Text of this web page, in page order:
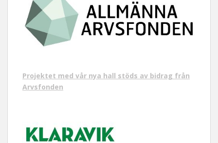
Projektet med vår nya hall stöds av bidrag från
Arvsfonden